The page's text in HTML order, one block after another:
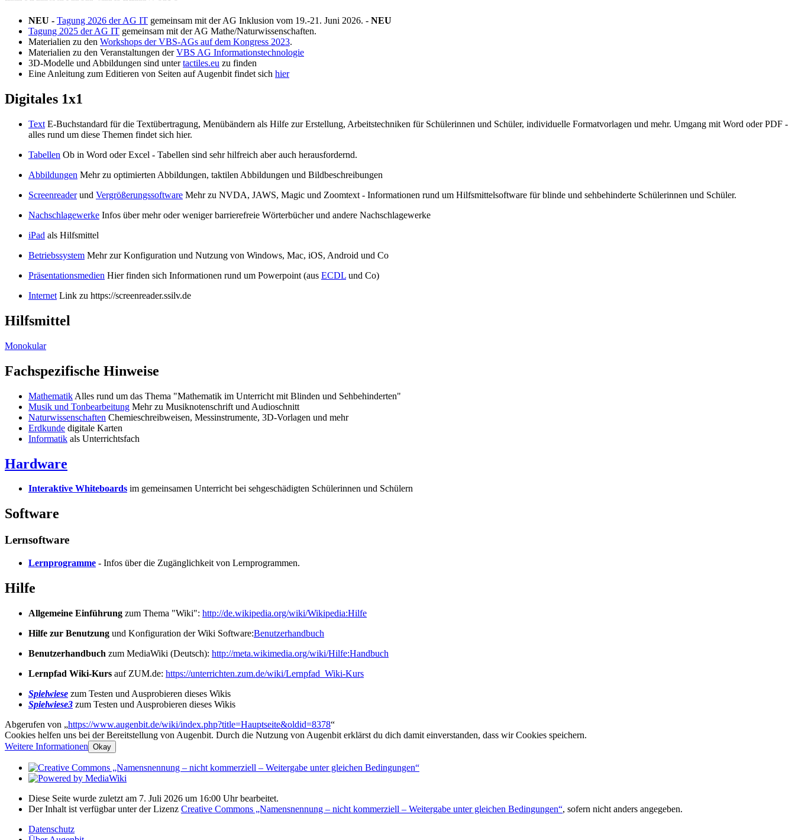
NEU - Tagung 2026 der AG IT gemeinsam mit der AG Inklusion vom 19.-21. Juni 2026. - NEU
Tagung 2025 der AG IT gemeinsam mit der AG Mathe/Naturwissenschaften.
Materialien zu den Workshops der VBS-AGs auf dem Kongress 2023.
Materialien zu den Veranstaltungen derVBS AG Informationstechnologie
3D-Modelle und Abbildungen sind untertactiles.eu zu finden
Eine Anleitung zum Editieren von Seiten auf Augenbit findet sich hier
Digitales 1x1
Text E-Buchstandard für die Textübertragung, Menübändern als Hilfe zur Erstellung, Arbeitstechniken für Schülerinnen und Schüler, individuelle Formatvorlagen und mehr. Umgang mit Word oder PDF -
alles rund um diese Themen findet sich hier.
Tabellen Ob in Word oder Excel - Tabellen sind sehr hilfreich aber auch herausfordernd.
Abbildungen Mehr zu optimierten Abbildungen, taktilen Abbildungen und Bildbeschreibungen
Screenreaderund Vergrößerungssoftware Mehr zu NVDA, JAWS, Magic und Zoomtext - Informationen rund um Hilfsmittelsoftware für blinde und sehbehinderte Schülerinnen und Schüler.
Nachschlagewerke Infos über mehr oder weniger barrierefreie Wörterbücher und andere Nachschlagewerke
iPad als Hilfsmittel
Betriebssystem Mehr zur Konfiguration und Nutzung von Windows, Mac, iOS, Android und Co
Präsentationsmedien Hier finden sich Informationen rund um Powerpoint (aus ECDL und Co)
Internet Link zu https://screenreader.ssilv.de
Hilfsmittel
Monokular
Fachspezifische Hinweise
Mathematik Alles rund um das Thema "Mathematik im Unterricht mit Blinden und Sehbehinderten"
Musik und Tonbearbeitung Mehr zu Musiknotenschrift und Audioschnitt
Naturwissenschaften Chemieschreibweisen, Messinstrumente, 3D-Vorlagen und mehr
Erdkunde digitale Karten
Informatik als Unterrichtsfach
Hardware
Interaktive Whiteboards im gemeinsamen Unterricht bei sehgeschädigten Schülerinnen und Schülern
Software
Lernsoftware
Lernprogramme - Infos über die Zugänglichkeit von Lernprogrammen.
Hilfe
Allgemeine Einführung zum Thema "Wiki": http://de.wikipedia.org/wiki/Wikipedia:Hilfe
Hilfe zur Benutzung und Konfiguration der Wiki Software:Benutzerhandbuch
Benutzerhandbuch zum MediaWiki (Deutsch): http://meta.wikimedia.org/wiki/Hilfe:Handbuch
Lernpfad Wiki-Kurs auf ZUM.de: https://unterrichten.zum.de/wiki/Lernpfad_Wiki-Kurs
Spielwiese zum Testen und Ausprobieren dieses Wikis
Spielwiese3 zum Testen und Ausprobieren dieses Wikis
Abgerufen von „https://www.augenbit.de/wiki/index.php?title=Hauptseite&oldid=8378“
Cookies helfen uns bei der Bereitstellung von Augenbit. Durch die Nutzung von Augenbit erklärst du dich damit einverstanden, dass wir Cookies speichern.
Weitere Informationen Okay
Diese Seite wurde zuletzt am 7. Juli 2026 um 16:00 Uhr bearbeitet.
Der Inhalt ist verfügbar unter der Lizenz Creative Commons „Namensnennung – nicht kommerziell – Weitergabe unter gleichen Bedingungen“, sofern nicht anders angegeben.
Datenschutz